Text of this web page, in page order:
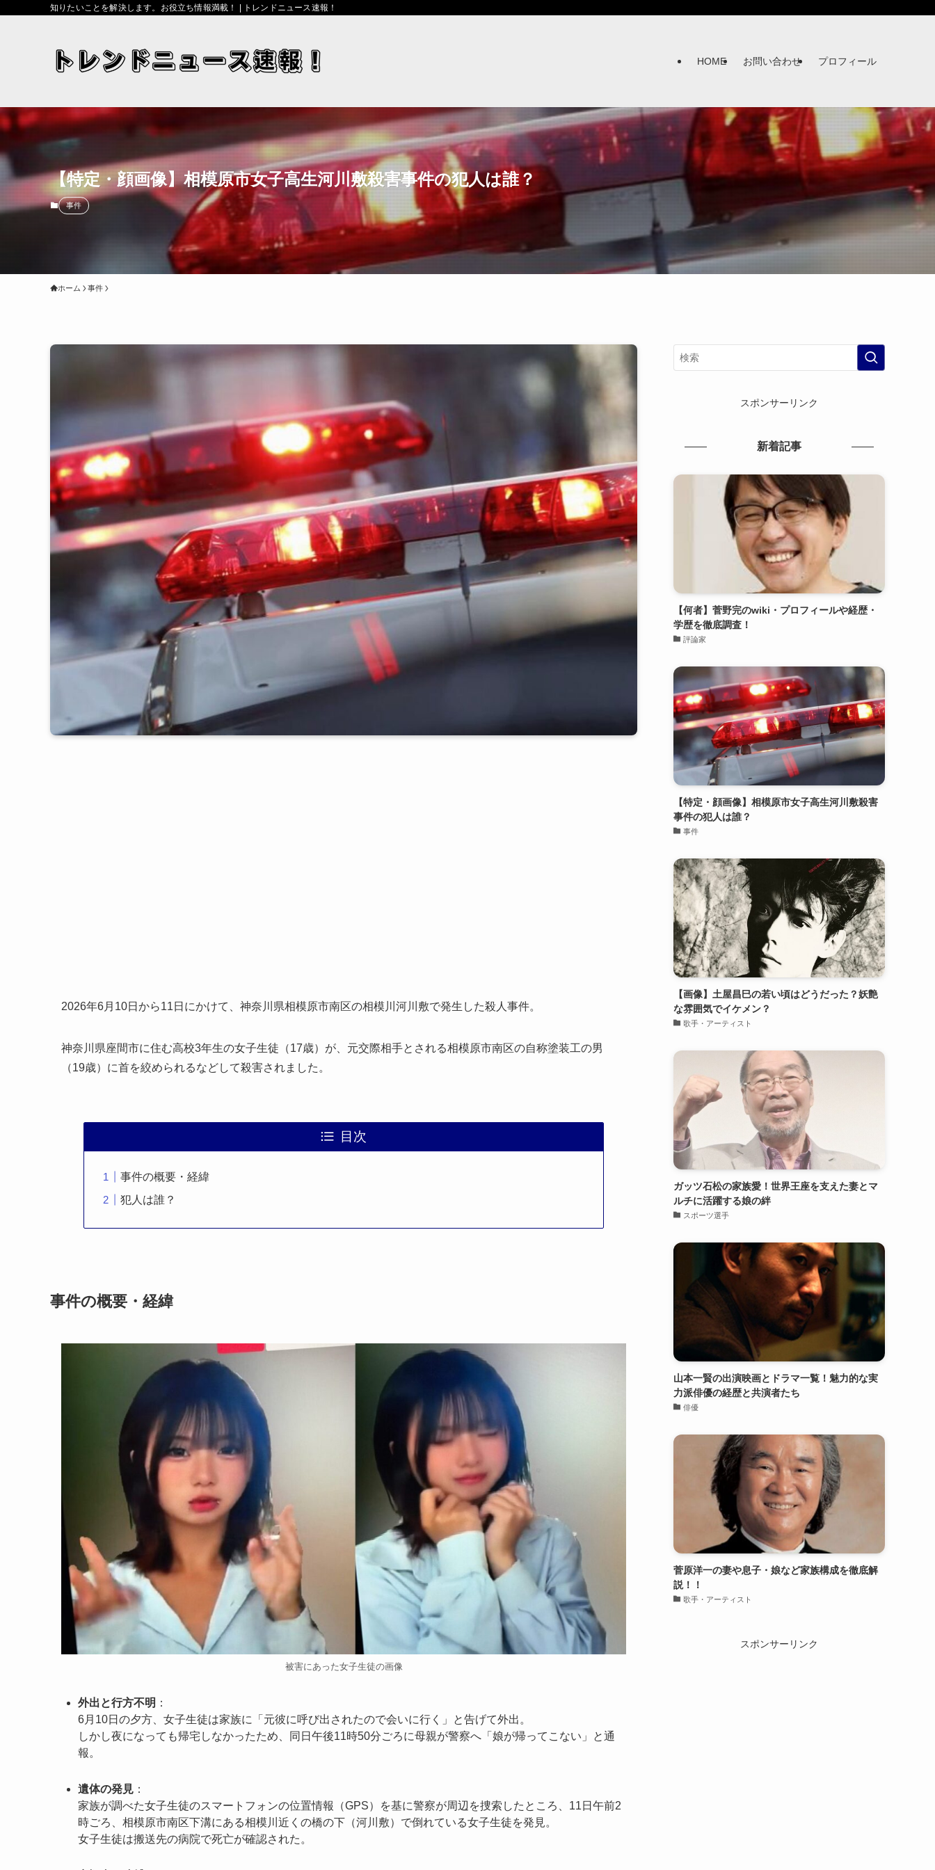
知りたいことを解決します。お役立ち情報満載！ | トレンドニュース速報！
HOME お問い合わせ プロフィール
【特定・顔画像】相模原市女子高生河川敷殺害事件の犯人は誰？
事件
ホーム 事件
2026年6月10日から11日にかけて、神奈川県相模原市南区の相模川河川敷で発生した殺人事件。
神奈川県座間市に住む高校3年生の女子生徒（17歳）が、元交際相手とされる相模原市南区の自称塗装工の男
（19歳）に首を絞められるなどして殺害されました。
目次
事件の概要・経緯
犯人は誰？
事件の概要・経緯
被害にあった女子生徒の画像
外出と行方不明 ：
6月10日の夕方、女子生徒は家族に「元彼に呼び出されたので会いに行く」と告げて外出。
しかし夜になっても帰宅しなかったため、同日午後11時50分ごろに母親が警察へ「娘が帰ってこない」と通
報。
遺体の発見 ：
家族が調べた女子生徒のスマートフォンの位置情報（GPS）を基に警察が周辺を捜索したところ、11日午前2
時ごろ、相模原市南区下溝にある相模川近くの橋の下（河川敷）で倒れている女子生徒を発見。
女子生徒は搬送先の病院で死亡が確認された。
スポンサーリンク
新着記事
【何者】菅野完のwiki・プロフィールや経歴・
学歴を徹底調査！
評論家
【特定・顔画像】相模原市女子高生河川敷殺害
事件の犯人は誰？
事件
【画像】土屋昌巳の若い頃はどうだった？妖艶
な雰囲気でイケメン？
歌手・アーティスト
ガッツ石松の家族愛！世界王座を支えた妻とマ
ルチに活躍する娘の絆
スポーツ選手
山本一賢の出演映画とドラマ一覧！魅力的な実
力派俳優の経歴と共演者たち
俳優
菅原洋一の妻や息子・娘など家族構成を徹底解
説！！
歌手・アーティスト
スポンサーリンク